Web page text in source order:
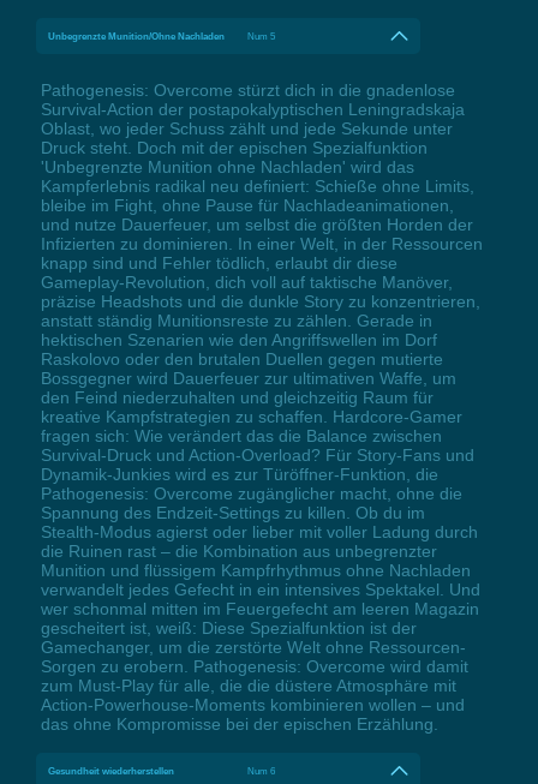
Unbegrenzte Munition/Ohne Nachladen Num 5
Pathogenesis: Overcome stürzt dich in die gnadenlose
Survival-Action der postapokalyptischen Leningradskaja
Oblast, wo jeder Schuss zählt und jede Sekunde unter
Druck steht. Doch mit der epischen Spezialfunktion
'Unbegrenzte Munition ohne Nachladen' wird das
Kampferlebnis radikal neu definiert: Schieße ohne Limits,
bleibe im Fight, ohne Pause für Nachladeanimationen,
und nutze Dauerfeuer, um selbst die größten Horden der
Infizierten zu dominieren. In einer Welt, in der Ressourcen
knapp sind und Fehler tödlich, erlaubt dir diese
Gameplay-Revolution, dich voll auf taktische Manöver,
präzise Headshots und die dunkle Story zu konzentrieren,
anstatt ständig Munitionsreste zu zählen. Gerade in
hektischen Szenarien wie den Angriffswellen im Dorf
Raskolovo oder den brutalen Duellen gegen mutierte
Bossgegner wird Dauerfeuer zur ultimativen Waffe, um
den Feind niederzuhalten und gleichzeitig Raum für
kreative Kampfstrategien zu schaffen. Hardcore-Gamer
fragen sich: Wie verändert das die Balance zwischen
Survival-Druck und Action-Overload? Für Story-Fans und
Dynamik-Junkies wird es zur Türöffner-Funktion, die
Pathogenesis: Overcome zugänglicher macht, ohne die
Spannung des Endzeit-Settings zu killen. Ob du im
Stealth-Modus agierst oder lieber mit voller Ladung durch
die Ruinen rast – die Kombination aus unbegrenzter
Munition und flüssigem Kampfrhythmus ohne Nachladen
verwandelt jedes Gefecht in ein intensives Spektakel. Und
wer schonmal mitten im Feuergefecht am leeren Magazin
gescheitert ist, weiß: Diese Spezialfunktion ist der
Gamechanger, um die zerstörte Welt ohne Ressourcen-
Sorgen zu erobern. Pathogenesis: Overcome wird damit
zum Must-Play für alle, die die düstere Atmosphäre mit
Action-Powerhouse-Moments kombinieren wollen – und
das ohne Kompromisse bei der epischen Erzählung.
Gesundheit wiederherstellen Num 6